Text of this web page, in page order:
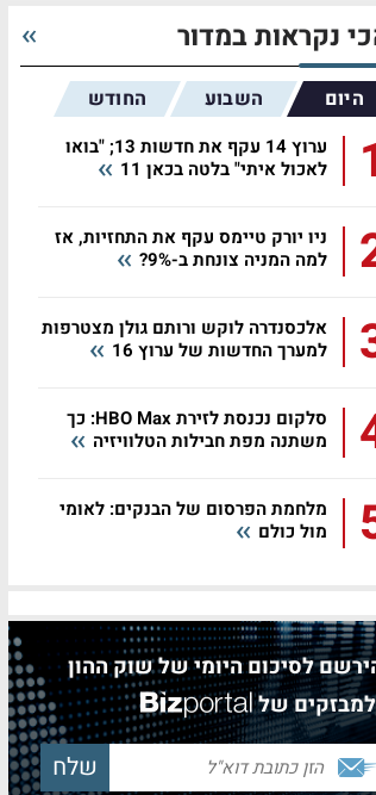
נקראות במדור
היום השבוע החודש
ערוץ 14 עקף את חדשות 13; "בואו
לאכול איתי" בלטה בכאן 11
ניו יורק טיימס עקף את התחזיות, אז
למה המניה צונחת ב-9%?
אלכסנדרה לוקש ורותם גולן מצטרפות
למערך החדשות של ערוץ 16
סלקום נכנסת לזירת HBO Max: כך
משתנה מפת חבילות הטלוויזיה
מלחמת הפרסום של הבנקים: לאומי
מול כולם
לסיכום היומי של שוק ההון
של